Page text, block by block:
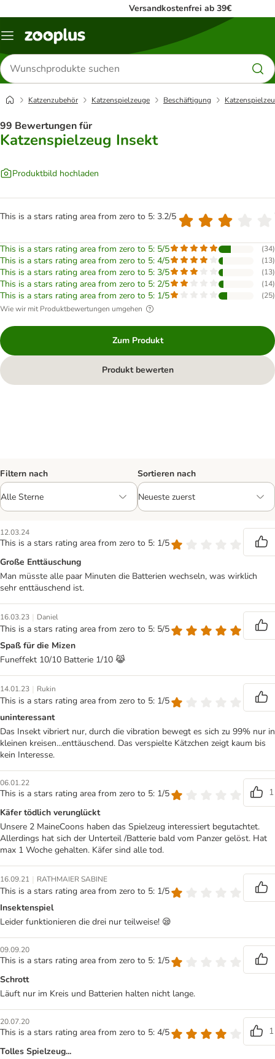
Versandkostenfrei ab 39€
Menü
Produkte
suchen
Katzenzubehör Katzenspielzeuge Beschäftigung
99 Bewertungen für
Katzenspielzeug Insekt
Produktbild hochladen
This is a stars rating area from zero to 5: 3.2/5
This is a stars rating area from zero to 5: 5/5 (34)
This is a stars rating area from zero to 5: 4/5 (13)
This is a stars rating area from zero to 5: 3/5 (13)
This is a stars rating area from zero to 5: 2/5 (14)
This is a stars rating area from zero to 5: 1/5 (25)
Wie wir mit Produktbewertungen umgehen
Zum Produkt
Produkt bewerten
Filtern nach Sortieren nach
12.03.24
This is a stars rating area from zero to 5: 1/5
Große Enttäuschung
Man müsste alle paar Minuten die Batterien wechseln, was wirklich
sehr enttäuschend ist.
16.03.23 | Daniel
This is a stars rating area from zero to 5: 5/5
Spaß für die Mizen
Funeffekt 10/10 Batterie 1/10 😹
14.01.23 | Rukin
This is a stars rating area from zero to 5: 1/5
uninteressant
Das Insekt vibriert nur, durch die vibration bewegt es sich zu 99% nur in
kleinen kreisen...enttäuschend. Das verspielte Kätzchen zeigt kaum bis
kein Interesse.
06.01.22
This is a stars rating area from zero to 5: 1/5
1
Käfer tödlich verunglückt
Unsere 2 MaineCoons haben das Spielzeug interessiert begutachtet.
Allerdings hat sich der Unterteil /Batterie bald vom Panzer gelöst. Hat
max 1 Woche gehalten. Käfer sind alle tod.
16.09.21 | RATHMAIER SABINE
This is a stars rating area from zero to 5: 1/5
Insektenspiel
Leider funktionieren die drei nur teilweise! 😪
09.09.20
This is a stars rating area from zero to 5: 1/5
Schrott
Läuft nur im Kreis und Batterien halten nicht lange.
20.07.20
This is a stars rating area from zero to 5: 4/5
1
Tolles Spielzeug...